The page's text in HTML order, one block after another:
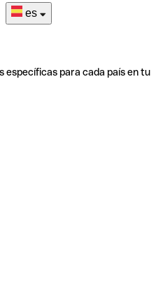
es
específicas para cada país en tu